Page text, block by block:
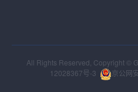
All Rights Reserved, Copyright ©
12028367号-3
京公网